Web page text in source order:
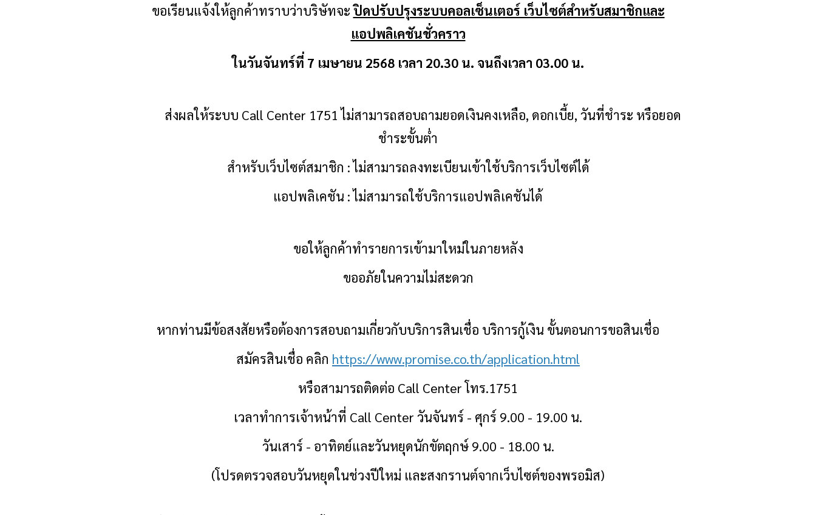
ขอเรียนแจ้งให้ลูกค้าทราบว่าบริษัทจะปิดปรับปรุงระบบคอลเซ็นเตอร์ เว็บไซต์สำหรับสมาชิกและ
แอปพลิเคชันชั่วคราว
ในวันจันทร์ที่ 7 เมษายน 2568 เวลา 20.30 น. จนถึงเวลา 03.00 น.
ส่งผลให้ระบบ Call Center 1751 ไม่สามารถสอบถามยอดเงินคงเหลือ, ดอกเบี้ย, วันที่ชำระ หรือยอด
ชำระขั้นต่ำ
สำหรับเว็บไซต์สมาชิก : ไม่สามารถลงทะเบียนเข้าใช้บริการเว็บไซต์ได้
แอปพลิเคชัน : ไม่สามารถใช้บริการแอปพลิเคชันได้
ขอให้ลูกค้าทำรายการเข้ามาใหม่ในภายหลัง
ขออภัยในความไม่สะดวก
หากท่านมีข้อสงสัยหรือต้องการสอบถามเกี่ยวกับบริการสินเชื่อ บริการกู้เงิน ขั้นตอนการขอสินเชื่อ
สมัครสินเชื่อ คลิก https://www.promise.co.th/application.html
หรือสามารถติดต่อ Call Center โทร.1751
เวลาทำการเจ้าหน้าที่ Call Center วันจันทร์ - ศุกร์ 9.00 - 19.00 น.
วันเสาร์ - อาทิตย์และวันหยุดนักขัตฤกษ์ 9.00 - 18.00 น.
(โปรดตรวจสอบวันหยุดในช่วงปีใหม่ และสงกรานต์จากเว็บไซต์ของพรอมิส)